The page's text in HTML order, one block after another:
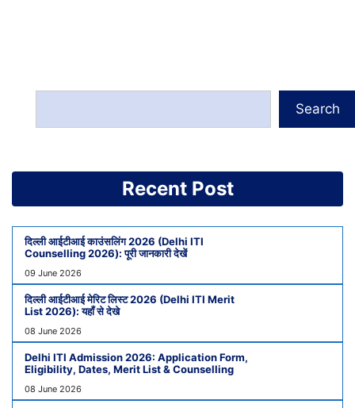
Search
Recent Post
दिल्ली आईटीआई काउंसलिंग 2026 (Delhi ITI
Counselling 2026): पूरी जानकारी देखें
09 June 2026
दिल्ली आईटीआई मेरिट लिस्ट 2026 (Delhi ITI Merit
List 2026): यहाँ से देखे
08 June 2026
Delhi ITI Admission 2026: Application Form,
Eligibility, Dates, Merit List & Counselling
08 June 2026